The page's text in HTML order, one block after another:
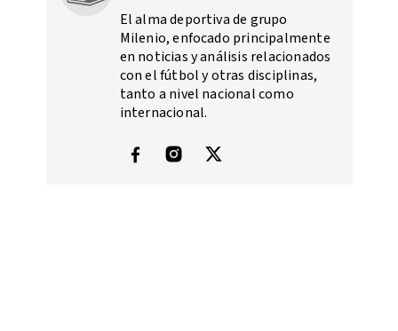
El alma deportiva de grupo
Milenio, enfocado principalmente
en noticias y análisis relacionados
con el fútbol y otras disciplinas,
tanto a nivel nacional como
internacional.